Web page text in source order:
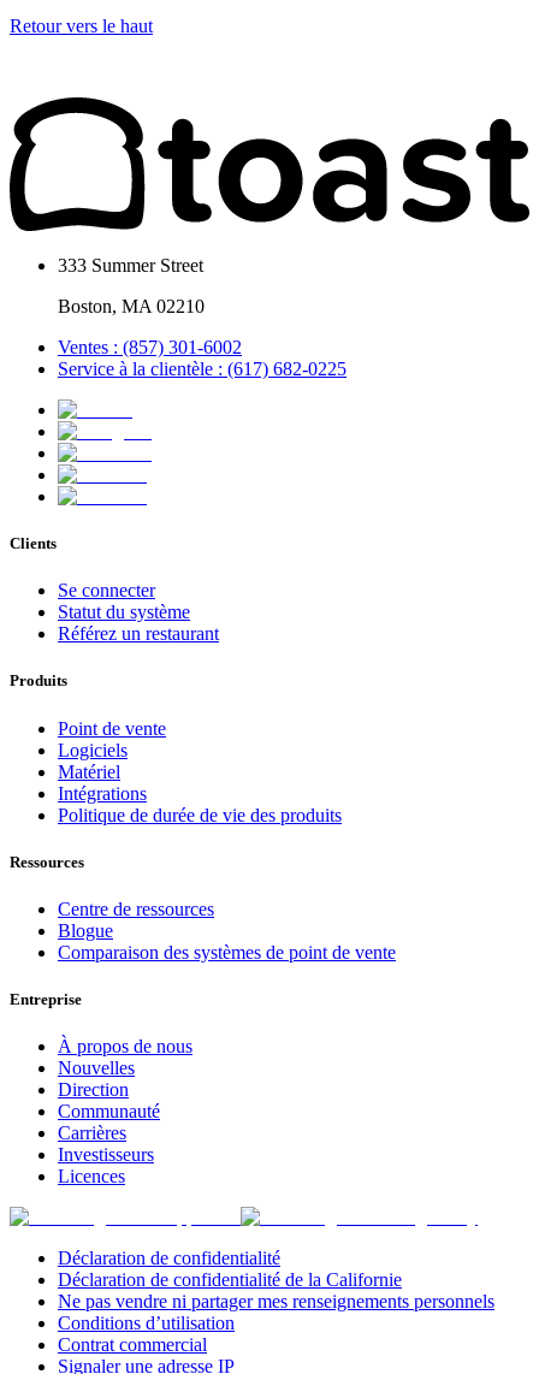
Retour vers le haut
333 Summer Street
Boston, MA 02210
Ventes : (857) 301-6002
Service à la clientèle : (617) 682-0225
Clients
Se connecter
Statut du système
Référez un restaurant
Produits
Point de vente
Logiciels
Matériel
Intégrations
Politique de durée de vie des produits
Ressources
Centre de ressources
Blogue
Comparaison des systèmes de point de vente
Entreprise
À propos de nous
Nouvelles
Direction
Communauté
Carrières
Investisseurs
Licences
Déclaration de confidentialité
Déclaration de confidentialité de la Californie
Ne pas vendre ni partager mes renseignements personnels
Conditions d’utilisation
Contrat commercial
Signaler une adresse IP